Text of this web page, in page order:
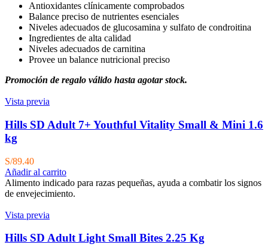
Antioxidantes clínicamente comprobados
Balance preciso de nutrientes esenciales
Niveles adecuados de glucosamina y sulfato de condroitina
Ingredientes de alta calidad
Niveles adecuados de carnitina
Provee un balance nutricional preciso
Promoción de regalo válido hasta agotar stock.
Vista previa
Hills SD Adult 7+ Youthful Vitality Small & Mini 1.6
kg
S/89.40
Añadir al carrito
Alimento indicado para razas pequeñas, ayuda a combatir los signos
de envejecimiento.
Vista previa
Hills SD Adult Light Small Bites 2.25 Kg